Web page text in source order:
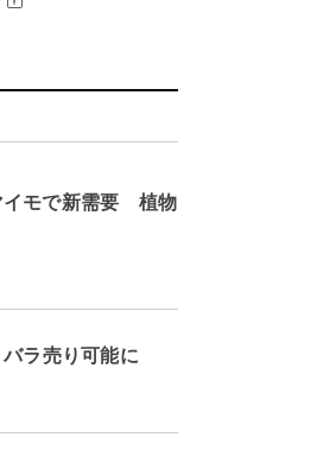
イモで新需要 植物
ラ売り可能に